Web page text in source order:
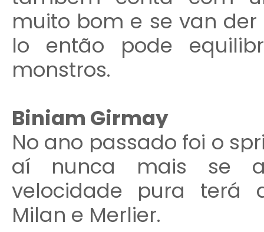
muito bom e se van
lo então pode
monstros.
Biniam Girmay
No ano passado foi o
aí nunca mais se
velocidade pura terá
Milan e Merlier.